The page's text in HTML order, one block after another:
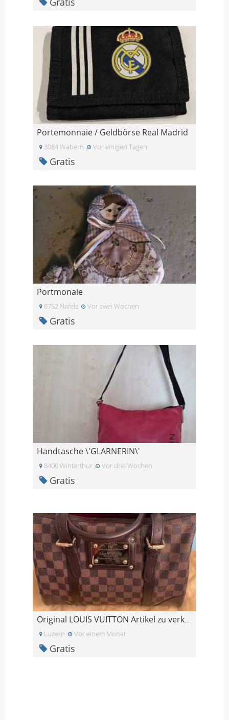
Portemonnaie / Geldbörse Real Madrid
3084 Wabern Vor einigen Tagen
Gratis
Portmonaie
8752 Nafels Vor zwei Wochen
Gratis
Handtasche \'GLARNERIN\'
8400 Winterthur Vor drei Wochen
Gratis
Original LOUIS VUITTON Artikel zu verkaufen!
Luzern Vor einem Monat
Gratis